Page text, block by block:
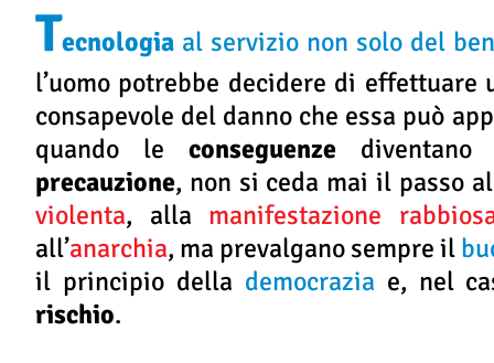
Tecnologia al servizio non solo del
l’uomo potrebbe decidere di effettuare
consapevole del danno che essa può
quando le conseguenze
precauzione, non si ceda mai il passo
violenta, alla manifestazione
all’anarchia, ma prevalgano sempre il
il principio della democrazia e, nel
rischio.